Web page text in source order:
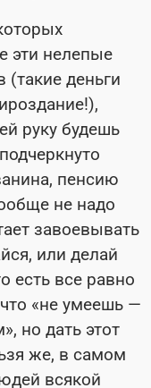
эти нелепые
деньги
руку будешь
пенсию
не надо
завоевывать
или делай
есть все равно
«не умеешь —
но дать этот
же, в самом
всякой